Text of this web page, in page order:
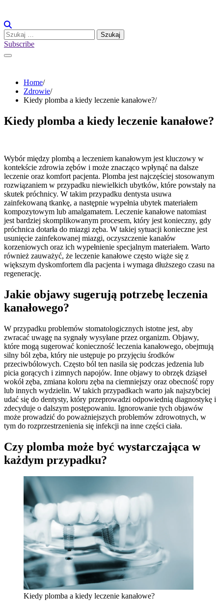
content
Szukaj:
Subscribe
Home
Zdrowie
Kiedy plomba a kiedy leczenie kanałowe?
Kiedy plomba a kiedy leczenie kanałowe?
Wybór między plombą a leczeniem kanałowym jest kluczowy w
kontekście zdrowia zębów i może znacząco wpłynąć na dalsze
leczenie oraz komfort pacjenta. Plomba jest najczęściej stosowanym
rozwiązaniem w przypadku niewielkich ubytków, które powstały na
skutek próchnicy. W takim przypadku dentysta usuwa
zainfekowaną tkankę, a następnie wypełnia ubytek materiałem
kompozytowym lub amalgamatem. Leczenie kanałowe natomiast
jest bardziej skomplikowanym procesem, który jest konieczny, gdy
próchnica dotarła do miazgi zęba. W takiej sytuacji konieczne jest
usunięcie zainfekowanej miazgi, oczyszczenie kanałów
korzeniowych oraz ich wypełnienie specjalnym materiałem. Warto
również zauważyć, że leczenie kanałowe często wiąże się z
większym dyskomfortem dla pacjenta i wymaga dłuższego czasu na
regenerację.
Jakie objawy sugerują potrzebę leczenia
kanałowego?
W przypadku problemów stomatologicznych istotne jest, aby
zwracać uwagę na sygnały wysyłane przez organizm. Objawy,
które mogą sugerować konieczność leczenia kanałowego, obejmują
silny ból zęba, który nie ustępuje po przyjęciu środków
przeciwbólowych. Często ból ten nasila się podczas jedzenia lub
picia gorących i zimnych napojów. Inne objawy to obrzęk dziąseł
wokół zęba, zmiana koloru zęba na ciemniejszy oraz obecność ropy
lub innych wydzielin. W takich przypadkach warto jak najszybciej
udać się do dentysty, który przeprowadzi odpowiednią diagnostykę i
zdecyduje o dalszym postępowaniu. Ignorowanie tych objawów
może prowadzić do poważniejszych problemów zdrowotnych, w
tym do rozprzestrzenienia się infekcji na inne części ciała.
Czy plomba może być wystarczająca w
każdym przypadku?
Kiedy plomba a kiedy leczenie kanałowe?